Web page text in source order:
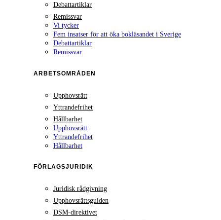
Debattartiklar
Remissvar
Vi tycker
Fem insatser för att öka bokläsandet i Sverige
Debattartiklar
Remissvar
ARBETSOMRÅDEN
Upphovsrätt
Yttrandefrihet
Hållbarhet
Upphovsrätt
Yttrandefrihet
Hållbarhet
FÖRLAGSJURIDIK
Juridisk rådgivning
Upphovsrättsguiden
DSM-direktivet